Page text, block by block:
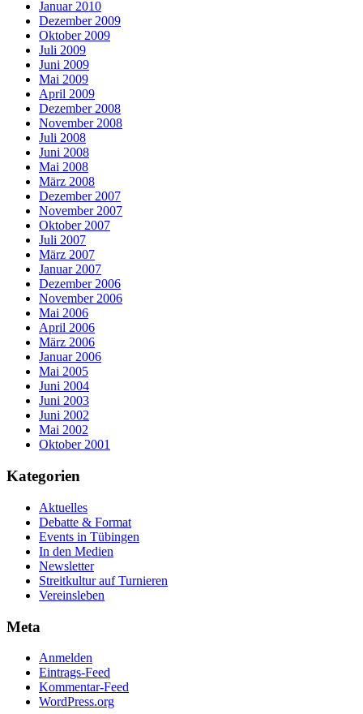
Januar 2010
Dezember 2009
Oktober 2009
Juli 2009
Juni 2009
Mai 2009
April 2009
Dezember 2008
November 2008
Juli 2008
Juni 2008
Mai 2008
März 2008
Dezember 2007
November 2007
Oktober 2007
Juli 2007
März 2007
Januar 2007
Dezember 2006
November 2006
Mai 2006
April 2006
März 2006
Januar 2006
Mai 2005
Juni 2004
Juni 2003
Juni 2002
Mai 2002
Oktober 2001
Kategorien
Aktuelles
Debatte & Format
Events in Tübingen
In den Medien
Newsletter
Streitkultur auf Turnieren
Vereinsleben
Meta
Anmelden
Eintrags-Feed
Kommentar-Feed
WordPress.org